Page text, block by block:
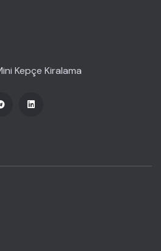
Kepçe Kiralama